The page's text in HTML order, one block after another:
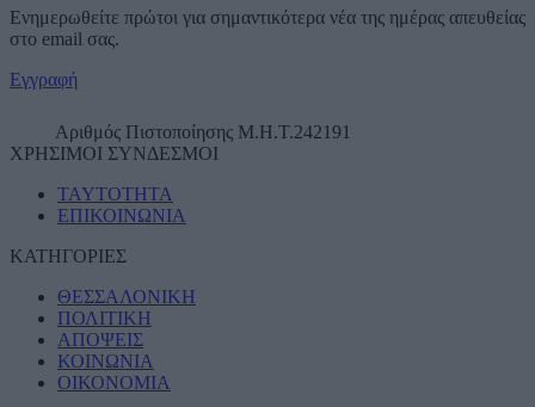
Ενημερωθείτε πρώτοι για σημαντικότερα νέα της ημέρας απευθείας
στο email σας.
Εγγραφή
Αριθμός Πιστοποίησης Μ.Η.Τ.242191
ΧΡΗΣΙΜΟΙ ΣΥΝΔΕΣΜΟΙ
TAYTOTHTA
ΕΠΙΚΟΙΝΩΝΙΑ
ΚΑΤΗΓΟΡΙΕΣ
ΘΕΣΣΑΛΟΝΙΚΗ
ΠΟΛΙΤΙΚΗ
ΑΠΟΨΕΙΣ
ΚΟΙΝΩΝΙΑ
ΟΙΚΟΝΟΜΙΑ